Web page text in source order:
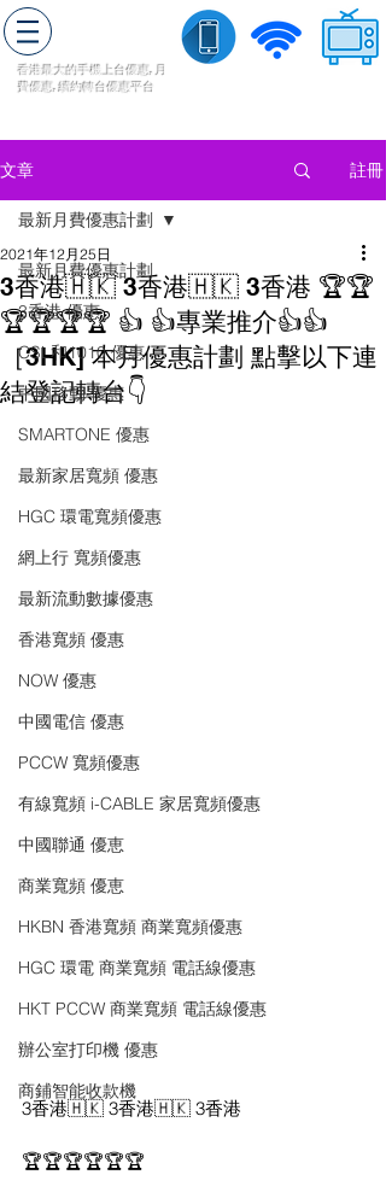
香港最大的手機上台優惠, 月
費優惠,續約轉台優惠平台
文章 註冊
最新月費優惠計劃
3香港 優惠
CSL和1010 優惠
中國移動 優惠
SMARTONE 優惠
最新家居寬頻 優惠
HGC 環電寬頻優惠
網上行 寬頻優惠
最新流動數據優惠
香港寬頻 優惠
NOW 優惠
中國電信 優惠
PCCW 寬頻優惠
有線寬頻 i-CABLE 家居寬頻優惠
中國聯通 優恵
商業寬頻 優恵
HKBN 香港寬頻 商業寬頻優惠
HGC 環電 商業寬頻 電話線優惠
HKT PCCW 商業寬頻 電話線優惠
辦公室打印機 優惠
商鋪智能收款機
最新月費優惠計劃
3香港🇭🇰 3香港🇭🇰 3香港 🏆🏆
🏆🏆🏆🏆 👍 👍專業推介👍👍
［3HK] 本月優惠計劃 點擊以下連
結登記轉台👇
2021年12月25日
3香港🇭🇰 3香港🇭🇰 3香港
🏆🏆🏆🏆🏆🏆